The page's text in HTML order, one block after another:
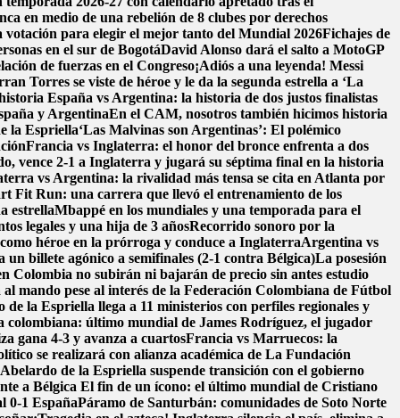
en medio de una rebelión de 8 clubes por derechos
votación para elegir el mejor tanto del Mundial 2026Fichajes de
en el sur de BogotáDavid Alonso dará el salto a MotoGP
de fuerzas en el Congreso¡Adiós a una leyenda! Messi
Torres se viste de héroe y le da la segunda estrella a ‘La
España vs Argentina: la historia de dos justos finalistas
y ArgentinaEn el CAM, nosotros también hicimos historia
la Espriella‘Las Malvinas son Argentinas’: El polémico
Francia vs Inglaterra: el honor del bronce enfrenta a dos
vence 2-1 a Inglaterra y jugará su séptima final en la historia
vs Argentina: la rivalidad más tensa se cita en Atlanta por
Fit Run: una carrera que llevó el entrenamiento de los
estrellaMbappé en los mundiales y una temporada para el
legales y una hija de 3 añosRecorrido sonoro por la
héroe en la prórroga y conduce a InglaterraArgentina vs
billete agónico a semifinales (2-1 contra Bélgica)La posesión
Colombia no subirán ni bajarán de precio sin antes estudio
mando pese al interés de la Federación Colombiana de Fútbol
la Espriella llega a 11 ministerios con perfiles regionales y
colombiana: último mundial de James Rodríguez, el jugador
gana 4-3 y avanza a cuartosFrancia vs Marruecos: la
se realizará con alianza académica de La Fundación
de la Espriella suspende transición con el gobierno
a Bélgica El fin de un ícono: el último mundial de Cristiano
0-1 EspañaPáramo de Santurbán: comunidades de Soto Norte